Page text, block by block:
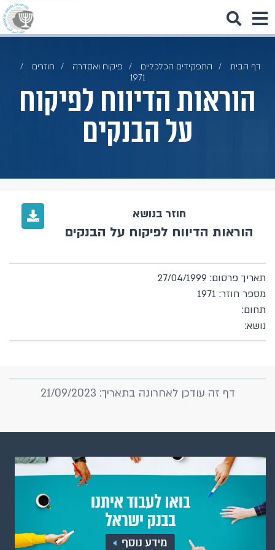
דף הבית התפקידים הכלכליים פיקוח ואסדרה
חוזרים
1971
הוראות הדיווח לפיקוח
על הבנקים
חוזר בנושא
הוראות הדיווח לפיקוח על הבנקים
תאריך פרסום: 27/04/1999
מספר חוזר: 1971
תחום:
נושא:
דף זה עודכן לאחרונה בתאריך: 21/09/2023